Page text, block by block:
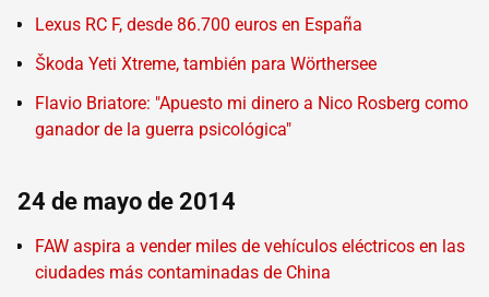
Lexus RC F, desde 86.700 euros en España
Škoda Yeti Xtreme, también para Wörthersee
Flavio Briatore: "Apuesto mi dinero a Nico Rosberg como
ganador de la guerra psicológica"
24 de mayo de 2014
FAW aspira a vender miles de vehículos eléctricos en las
ciudades más contaminadas de China